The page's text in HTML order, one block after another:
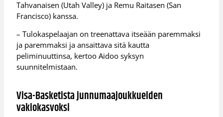
Tahvanaisen (Utah Valley) ja Remu Raitasen (San
Francisco) kanssa.
– Tulokaspelaajan on treenattava itseään paremmaksi
ja paremmaksi ja ansaittava sitä kautta
peliminuuttinsa, kertoo Aidoo syksyn
suunnitelmistaan.
Visa-Basketista junnumaajoukkueiden
vakiokasvoksi